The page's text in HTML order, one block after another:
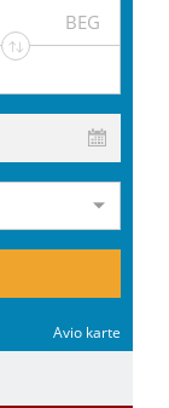
BEG
Avio karte